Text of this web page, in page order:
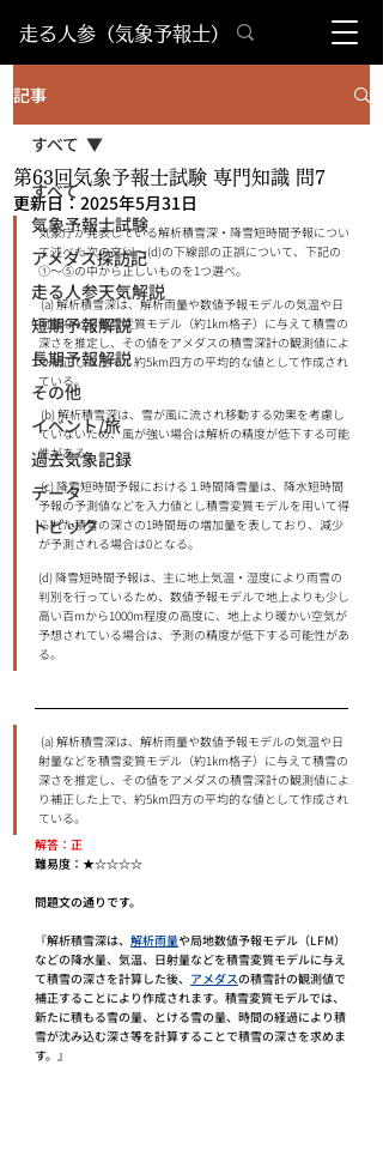
​走る人参（気象予報士）
記事
すべて
気象予報士試験
アメダス探訪記
走る人参天気解説
短期予報解説
長期予報解説
その他
イベント/旅
過去気象記録
データ
トピック
すべて
第63回気象予報士試験 専門知識 問7
更新日： 2025年5月31日
気象庁が発表している解析積雪深・降雪短時間予報につい
て述べた次の⽂(a)〜(d)の下線部の正誤について、下記の
①〜⑤の中から正しいものを1つ選べ。
(a) 解析積雪深は、解析⾬量や数値予報モデルの気温や⽇
射量などを積雪変質モデル（約1km格⼦）に与えて積雪の
深さを推定し、その値をアメダスの積雪深計の観測値によ
り補正した上で、約5km四⽅の平均的な値として作成され
ている。
ていないため、⾵が強い場合は解析の精度が低下する可能
性がある。
(c) 降雪短時間予報における１時間降雪量は、降⽔短時間
予報の予測値などを⼊⼒値とし積雪変質モデルを⽤いて得
られた積雪の深さの1時間毎の増加量を表しており、減少
が予測される場合は0となる。
(d) 降雪短時間予報は、主に地上気温・湿度により⾬雪の
判別を⾏っているため、数値予報モデルで地上よりも少し
⾼い百mから1000m程度の⾼度に、地上より暖かい空気が
予想されている場合は、予測の精度が低下する可能性があ
る。
(a) 解析積雪深は、解析⾬量や数値予報モデルの気温や⽇
射量などを積雪変質モデル（約1km格⼦）に与えて積雪の
深さを推定し、その値をアメダスの積雪深計の観測値によ
り補正した上で、約5km四⽅の平均的な値として作成され
ている。
解答：正
難易度：★☆☆☆☆
問題文の通りです。
『解析積雪深は、 解析雨量や局地数値予報モデル（LFM）
などの降水量、気温、日射量などを積雪変質モデルに与え
て積雪の深さを計算した後、 アメダスの積雪計の観測値で
補正することにより作成されます。積雪変質モデルでは、
新たに積もる雪の量、とける雪の量、時間の経過により積
雪が沈み込む深さ等を計算することで積雪の深さを求めま
す。』